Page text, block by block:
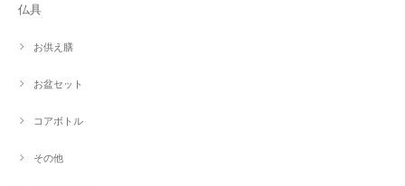
仏具
お供え膳
お盆セット
コアボトル
その他